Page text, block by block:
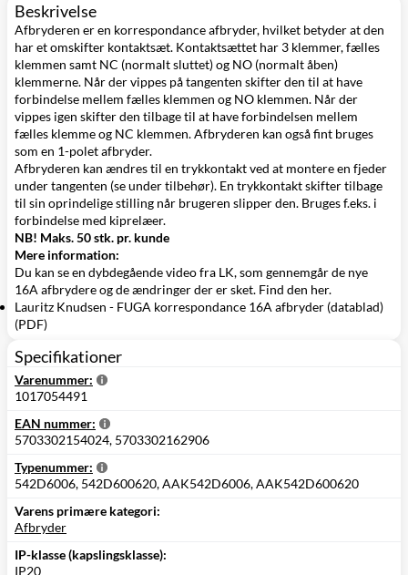
Beskrivelse
Afbryderen er en korrespondance afbryder, hvilket betyder at den
har et omskifter kontaktsæt. Kontaktsættet har 3 klemmer, fælles
klemmen samt NC (normalt sluttet) og NO (normalt åben)
klemmerne. Når der vippes på tangenten skifter den til at have
forbindelse mellem fælles klemmen og NO klemmen. Når der
vippes igen skifter den tilbage til at have forbindelsen mellem
fælles klemme og NC klemmen. Afbryderen kan også fint bruges
som en 1-polet afbryder.
Afbryderen kan ændres til en trykkontakt ved at montere en fjeder
under tangenten (se under tilbehør). En trykkontakt skifter tilbage
til sin oprindelige stilling når brugeren slipper den. Bruges f.eks. i
forbindelse med kiprelæer.
NB! Maks.50 stk. pr. kunde
Mere information:
Du kan se en dybdegående video fra LK, som gennemgår de nye
16A afbrydere og de ændringer der er sket. Find den her.
Lauritz Knudsen - FUGA korrespondance 16A afbryder (datablad)
(PDF)
Specifikationer
Varenummer:
1017054491
EAN nummer:
5703302154024, 5703302162906
Typenummer:
542D6006, 542D600620, AAK542D6006, AAK542D600620
Varens primære kategori:
Afbryder
IP-klasse (kapslingsklasse):
IP20